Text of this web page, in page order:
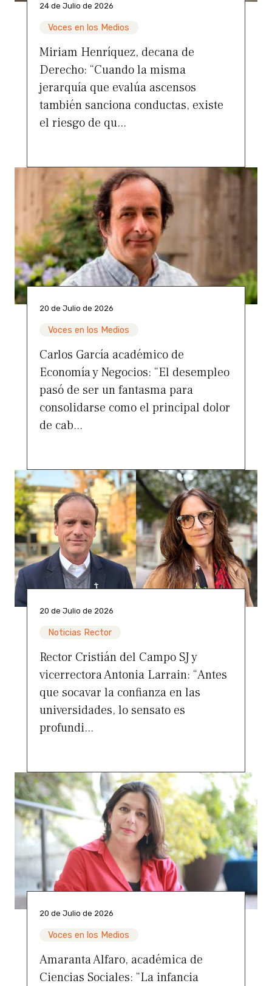
24 de Julio de 2026
Voces en los Medios
Miriam Henríquez, decana de
Derecho: “Cuando la misma
jerarquía que evalúa ascensos
también sanciona conductas, existe
el riesgo de qu...
20 de Julio de 2026
Voces en los Medios
Carlos García académico de
Economía y Negocios: “El desempleo
pasó de ser un fantasma para
consolidarse como el principal dolor
de cab...
20 de Julio de 2026
Noticias Rector
Rector Cristián del Campo SJ y
vicerrectora Antonia Larrain: “Antes
que socavar la confianza en las
universidades, lo sensato es
profundi...
20 de Julio de 2026
Voces en los Medios
Amaranta Alfaro, académica de
Ciencias Sociales: “La infancia